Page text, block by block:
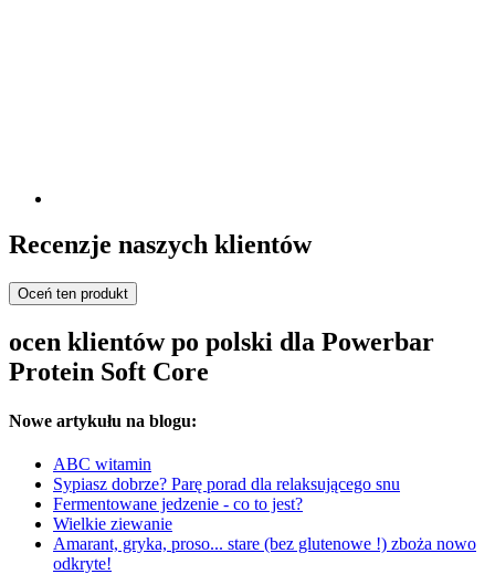
Recenzje naszych klientów
Oceń ten produkt
ocen klientów po polski dla Powerbar
Protein Soft Core
Nowe artykułu na blogu:
ABC witamin
Sypiasz dobrze? Parę porad dla relaksującego snu
Fermentowane jedzenie - co to jest?
Wielkie ziewanie
Amarant, gryka, proso... stare (bez glutenowe !) zboża nowo
odkryte!